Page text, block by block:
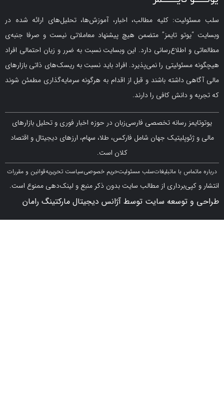
کلیه مطالب، اخبار، آموزش‌ها، تحلیل‌های ارائه شده در
تایمز” متضمن هیچ پیشنهاد معاملاتی نیست و صرفا جنبه‌ی
اطلاع‌رسانی دارد. این وبسایت نسبت به ضرر و زیان احتمالی افراد
را نمی‌پذیرد. افراد باید نسبت به ریسک‌های ذاتی بازارهای
داشته باشند و قبل از اقدام به هرگونه سرمایه‌گذاری مطمئن شوند
دانش کافی را دارند.
رسانه تخصصی فارسی‌زبان در حوزه اخبار فوری و تحلیل بازارهای
جهان شامل فارکس، طلا، سهام، ارزهای دیجیتال و اقتصاد
با ما تبلیغاتسلب مسئولیتحریم خصوصیسیاست تحریریهقوانین و مقررات
از مطالب سایت بدون ذکر منبع و لینک‌دهی ممنوع است.
سایت توسط آژانس دیجیتال مارکتینگ رامان